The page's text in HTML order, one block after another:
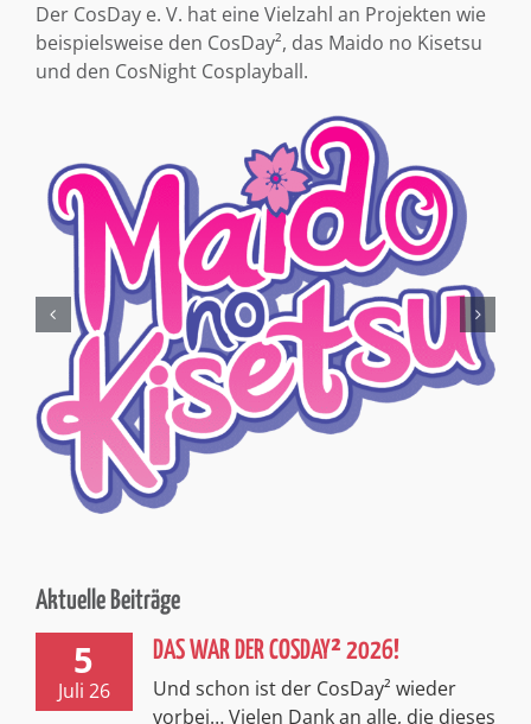
Der CosDay e. V. hat eine Vielzahl an Projekten wie
beispielsweise den CosDay², das Maido no Kisetsu
und den CosNight Cosplayball.
Aktuelle Beiträge
5
Juli 26
DAS WAR DER COSDAY² 2026!
vorbei… Vielen Dank an alle, die dieses